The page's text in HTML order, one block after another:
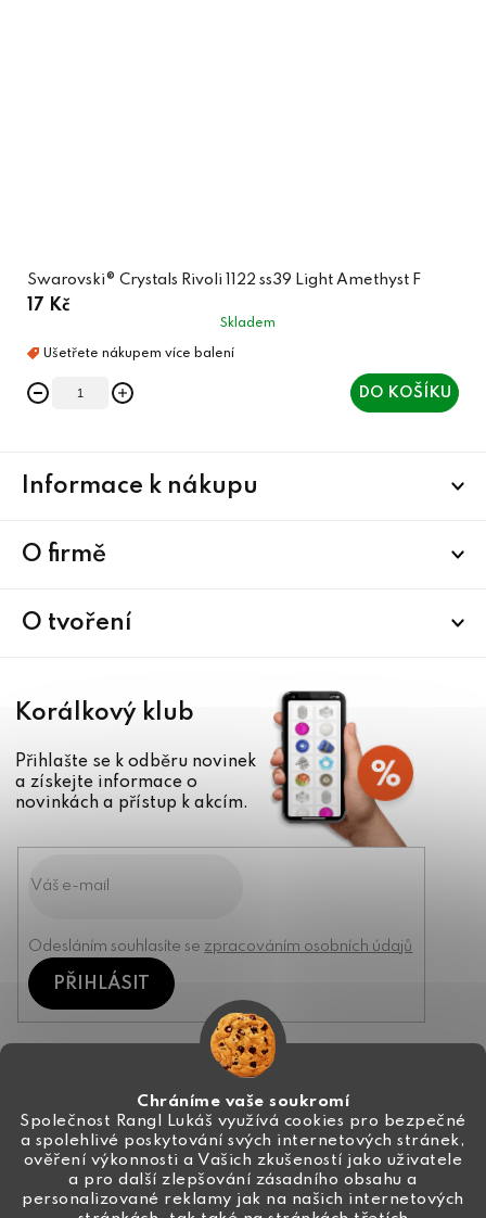
Chráníme vaše soukromí
Společnost Rangl Lukáš využívá cookies pro bezpečné
a spolehlivé poskytování svých internetových stránek,
ověření výkonnosti a Vašich zkušeností jako uživatele
a pro další zlepšování zásadního obsahu a
personalizované reklamy jak na našich internetových
Swarovski® Crystals Rivoli 1122 ss39 Light Amethyst F
17 Kč
Skladem
DO KOŠÍKU
Informace k nákupu
O firmě
O tvoření
Korálkový klub
Přihlašte se k odběru novinek
a získejte informace o
novinkách a přístup k akcím.
Odesláním souhlasíte se zpracováním osobních údajů
PŘIHLÁSIT
info@ceske-koralky.cz
+420 774 444 191